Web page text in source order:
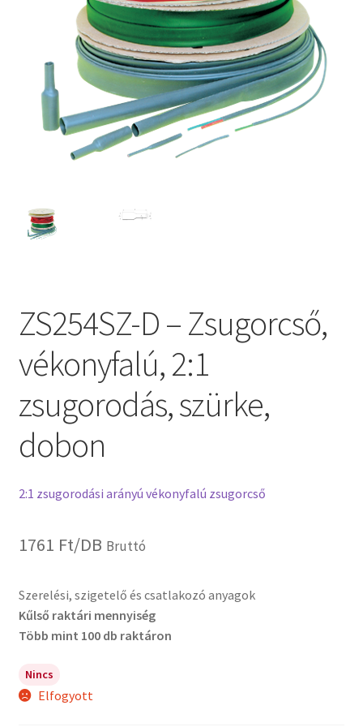
ZS254SZ-D – Zsugorcső,
vékonyfalú, 2:1
zsugorodás, szürke,
dobon
2:1 zsugorodási arányú vékonyfalú zsugorcső
1761 Ft/DB Bruttó
Szerelési, szigetelő és csatlakozó anyagok
Kűlső raktári mennyiség
Több mint 100 db raktáron
Nincs
Elfogyott